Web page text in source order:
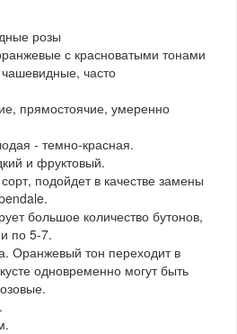
розы
с красноватыми тонами
часто
прямостоячие, умеренно
- темно-красная.
и фруктовый.
подойдет в качестве замены
большое количество бутонов,
по 5-7.
Оранжевый тон переходит в
одновременно могут быть